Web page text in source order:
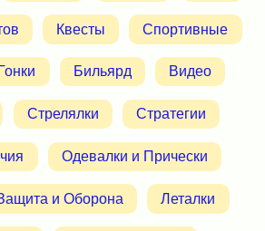
Квесты Спортивные
Гонки Бильярд Видео
Стрелялки Стратегии
Одевалки и Прически
и Оборона Леталки